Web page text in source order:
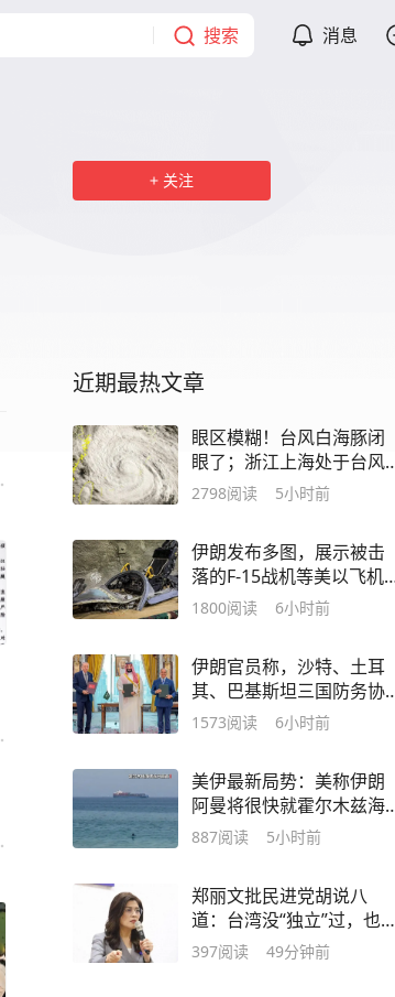
搜索 消息
关注
近期最热文章
眼区模糊！台风白海豚闭
眼了；浙江上海处于台风
危险半圆
2798阅读 5小时前
伊朗发布多图，展示被击
落的F-15战机等美以飞机
残骸
1800阅读 6小时前
伊朗官员称，沙特、土耳
其、巴基斯坦三国防务协
议无法保障沙特安全；正
1573阅读 6小时前
美伊最新局势：美称伊朗
阿曼将很快就霍尔木兹海
峡达成协议，届时解除对
备忘录谈判中让步
887阅读 5小时前
郑丽文批民进党胡说八
道：台湾没“独立”过，也从
来不是一个国家
397阅读 49分钟前